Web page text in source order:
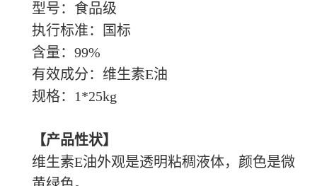
型号：食品级
执行标准：国标
含量： 99%
有效成分：维生素E油
规格： 1*25kg
【产品性状】
维生素E油外观是透明粘稠液体，颜色是微